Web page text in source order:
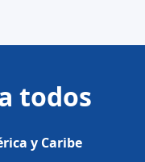
todos
y Caribe